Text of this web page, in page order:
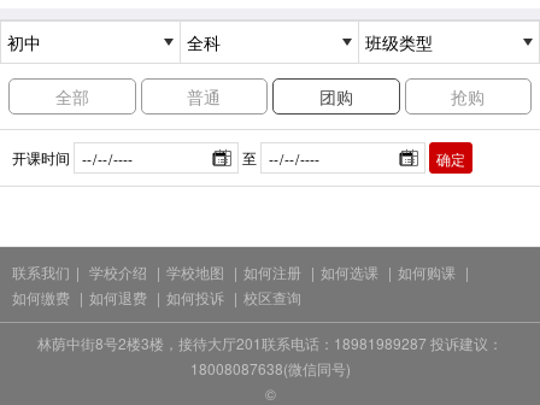
全部 普通 团购 抢购
开课时间 至 确定
联系我们 | 学校介绍 | 学校地图 | 如何注册 | 如何选课 | 如何购课 |
如何缴费 | 如何退费 | 如何投诉 | 校区查询
林荫中街8号2楼3楼，接待大厅201联系电话：18981989287 投诉建议：
18008087638(微信同号)
©